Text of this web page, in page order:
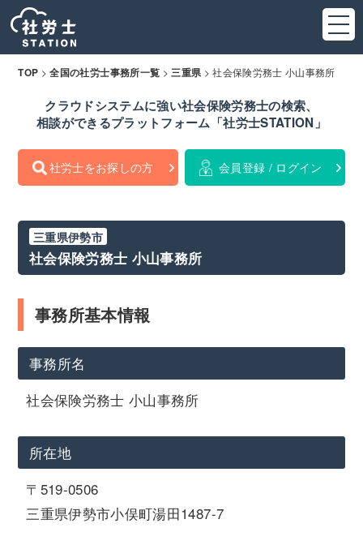
TOP >全国の社労士事務所一覧 > 三重県 >社会保険労務士 小山事務所
クラウドシステムに強い社会保険労務士の検索、
相談ができるプラットフォーム「社労士STATION」
社労士をお探しの方 会員登録 / ログイン
三重県伊勢市
社会保険労務士 小山事務所
事務所基本情報
事務所名
社会保険労務士 小山事務所
所在地
〒519-0506
三重県伊勢市小俣町湯田1487-7